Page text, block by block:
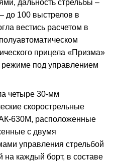
дальность стрельбы –
до 100 выстрелов в
вестись расчетом в
прицела «Призма»
под управлением
четыре 30-мм
скорострельные
АК-630М, расположенные
с двумя
управления стрельбой
каждый борт, в составе